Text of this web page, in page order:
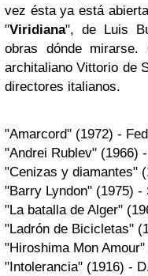
vez ésta ya está
"Viridiana", de Luis
obras dónde mirarse.
architaliano Vittorio de
directores italianos.
"Amarcord" (1972) -
"Andrei Rublev" (1966)
"Cenizas y diamantes"
"Barry Lyndon" (1975) -
"La batalla de Alger"
"Ladrón de Bicicletas"
"Hiroshima Mon
"Intolerancia" (1916) -